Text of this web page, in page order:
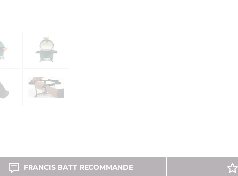
FRANCIS BATT RECOMMANDE